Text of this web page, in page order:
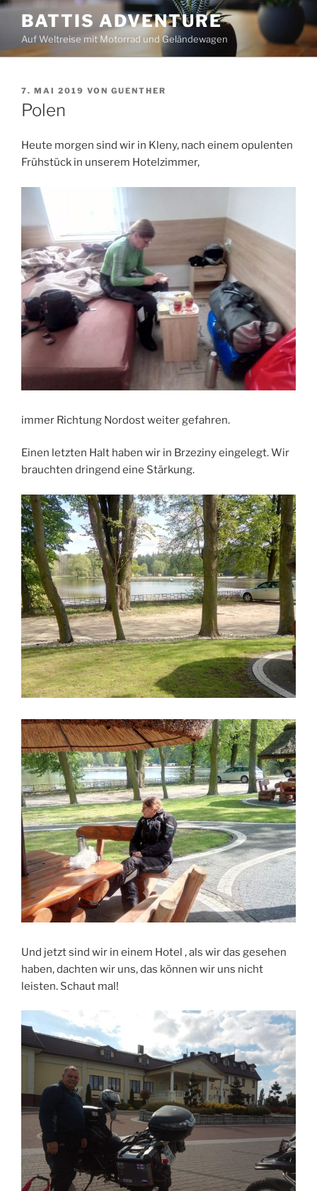
Zum
Inhalt
springen
BATTIS ADVENTURE
Auf Weltreise mit Motorrad und Geländewagen
VERÖFFENTLICHT
AM
7. MAI 2019 VON GUENTHER
Polen
Heute morgen sind wir in Kleny, nach einem opulenten
Frühstück in unserem Hotelzimmer,
immer Richtung Nordost weiter gefahren.
Einen letzten Halt haben wir in Brzeziny eingelegt. Wir
brauchten dringend eine Stärkung.
Und jetzt sind wir in einem Hotel , als wir das gesehen
haben, dachten wir uns, das können wir uns nicht
leisten. Schaut mal!